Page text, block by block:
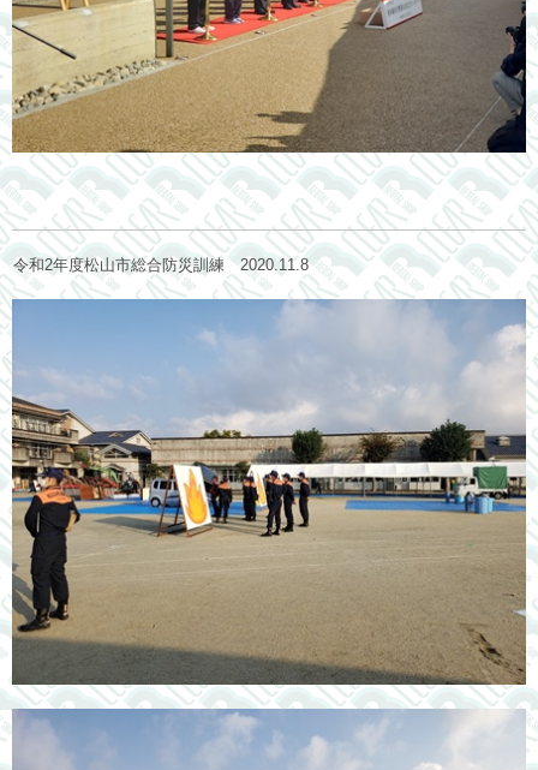
令和2年度松山市総合防災訓練 2020.11.8